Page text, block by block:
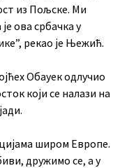
из Пољске. Ми
ова србачка у
рекао је Њежић.
Обауек одлучио
који се налази на
широм Европе.
дружимо се, а у